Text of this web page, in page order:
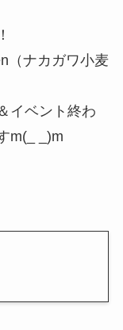
（ナカガワ小麦
イベント終わ
m(_ _)m